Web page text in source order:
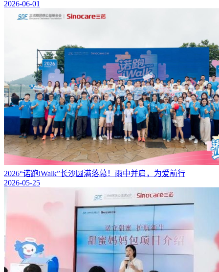
2026-06-01
2026“诺跑iWalk”长沙圆满落幕！雨中并肩，为爱前行
2026-05-25